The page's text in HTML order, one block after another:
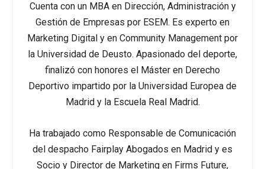
Cuenta con un MBA en Dirección, Administración y
Gestión de Empresas por ESEM. Es experto en
Marketing Digital y en Community Management por
la Universidad de Deusto. Apasionado del deporte,
finalizó con honores el Máster en Derecho
Deportivo impartido por la Universidad Europea de
Madrid y la Escuela Real Madrid.
Ha trabajado como Responsable de Comunicación
del despacho Fairplay Abogados en Madrid y es
Socio y Director de Marketing en Firms Future,